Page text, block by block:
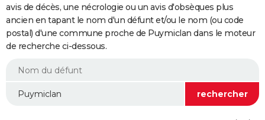
Retraite
Impôts
Epargne
Immobilier
Risques naturels par ville
Banque
Assurance
Crédit
AUTO
Essais
Réserver un essai
Citadines
Berlines
SUV
Forum auto
+
HIGH-TECH
BRICOLAGE
WEEK-END
avis de décès, une nécrologie ou un avis d'obsèques plus
ancien en tapant le nom d'un défunt et/ou le nom (ou code
postal) d'une commune proche de Puymiclan dans le moteur
de recherche ci-dessous.